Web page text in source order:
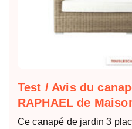
Test / Avis du
RAPHAEL de
Ce canapé de jardin 3